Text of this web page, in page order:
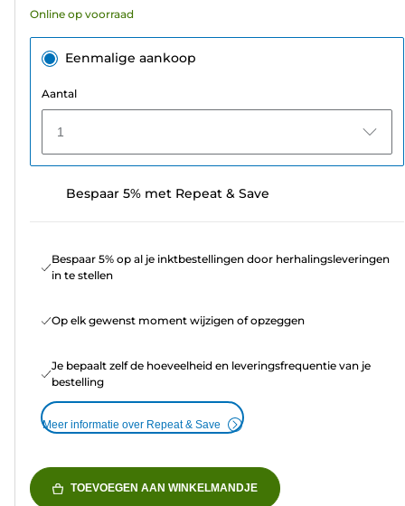
beoordelingen
Online op voorraad
Eenmalige aankoop
Aantal
1
Bespaar 5% met Repeat & Save
Bespaar 5% op al je inktbestellingen door herhalingsleveringen
in te stellen
Op elk gewenst moment wijzigen of opzeggen
Je bepaalt zelf de hoeveelheid en leveringsfrequentie van je
bestelling
Meer informatie over Repeat & Save
TOEVOEGEN AAN WINKELMANDJE